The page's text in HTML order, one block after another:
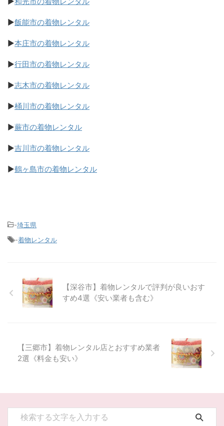
▶飯能市の着物レンタル
▶本庄市の着物レンタル
▶行田市の着物レンタル
▶志木市の着物レンタル
▶桶川市の着物レンタル
▶蕨市の着物レンタル
▶吉川市の着物レンタル
▶鶴ヶ島市の着物レンタル
-埼玉県
-着物レンタル
【深谷市】着物レンタルで評判が良いおす
すめ4選《安い業者も含む》
【三郷市】着物レンタル店とおすすめ業者
2選《料金も安い》